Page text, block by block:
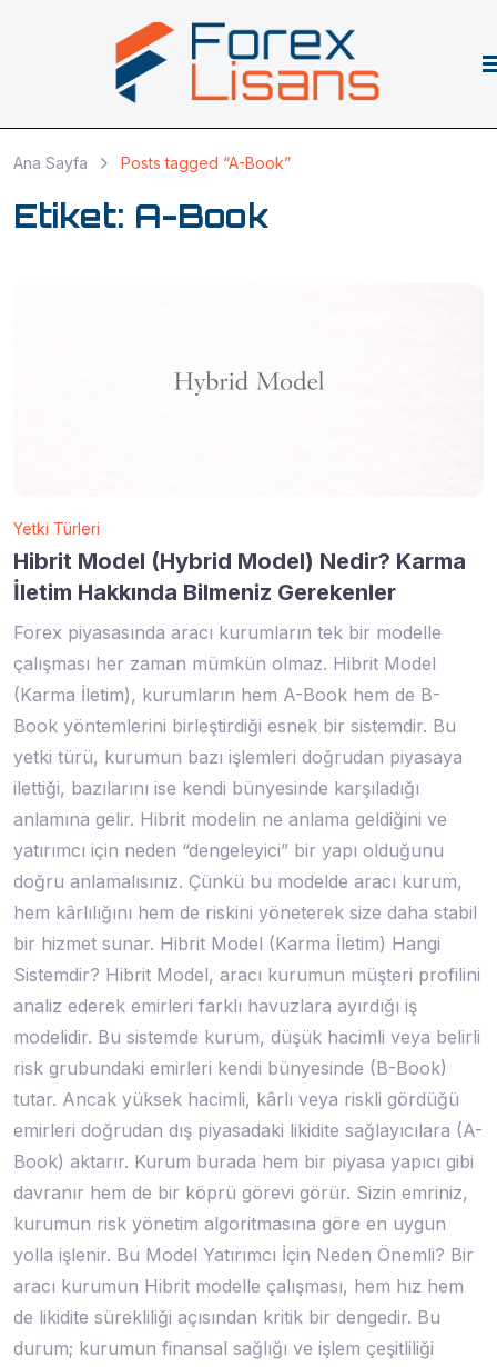
Ana Sayfa Posts tagged “A-Book”
Etiket: A-Book
Yetki Türleri
Hibrit Model (Hybrid Model) Nedir? Karma
İletim Hakkında Bilmeniz Gerekenler
Forex piyasasında aracı kurumların tek bir modelle
çalışması her zaman mümkün olmaz. Hibrit Model
(Karma İletim), kurumların hem A-Book hem de B-
Book yöntemlerini birleştirdiği esnek bir sistemdir. Bu
yetki türü, kurumun bazı işlemleri doğrudan piyasaya
ilettiği, bazılarını ise kendi bünyesinde karşıladığı
anlamına gelir. Hibrit modelin ne anlama geldiğini ve
yatırımcı için neden “dengeleyici” bir yapı olduğunu
doğru anlamalısınız. Çünkü bu modelde aracı kurum,
hem kârlılığını hem de riskini yöneterek size daha stabil
bir hizmet sunar. Hibrit Model (Karma İletim) Hangi
Sistemdir? Hibrit Model, aracı kurumun müşteri profilini
analiz ederek emirleri farklı havuzlara ayırdığı iş
modelidir. Bu sistemde kurum, düşük hacimli veya belirli
risk grubundaki emirleri kendi bünyesinde (B-Book)
tutar. Ancak yüksek hacimli, kârlı veya riskli gördüğü
emirleri doğrudan dış piyasadaki likidite sağlayıcılara (A-
Book) aktarır. Kurum burada hem bir piyasa yapıcı gibi
davranır hem de bir köprü görevi görür. Sizin emriniz,
kurumun risk yönetim algoritmasına göre en uygun
yolla işlenir. Bu Model Yatırımcı İçin Neden Önemli? Bir
aracı kurumun Hibrit modelle çalışması, hem hız hem
de likidite sürekliliği açısından kritik bir dengedir. Bu
durum; kurumun finansal sağlığı ve işlem çeşitliliği